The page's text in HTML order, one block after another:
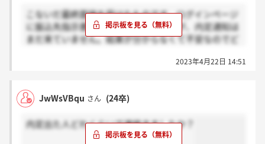
こないだ最終面接を受けたものです。ログインページ
に振込先指示書が添付されていましたが、内定通知は
まだ来ていません。結果が分からなくて不安なのでど
内定なしでも振込先指示書の表示ある→ホント？
2023年4月22日 14:51
JwWsVBqu さん (24卒)
内定出た人どれくらいで連絡きましたか？